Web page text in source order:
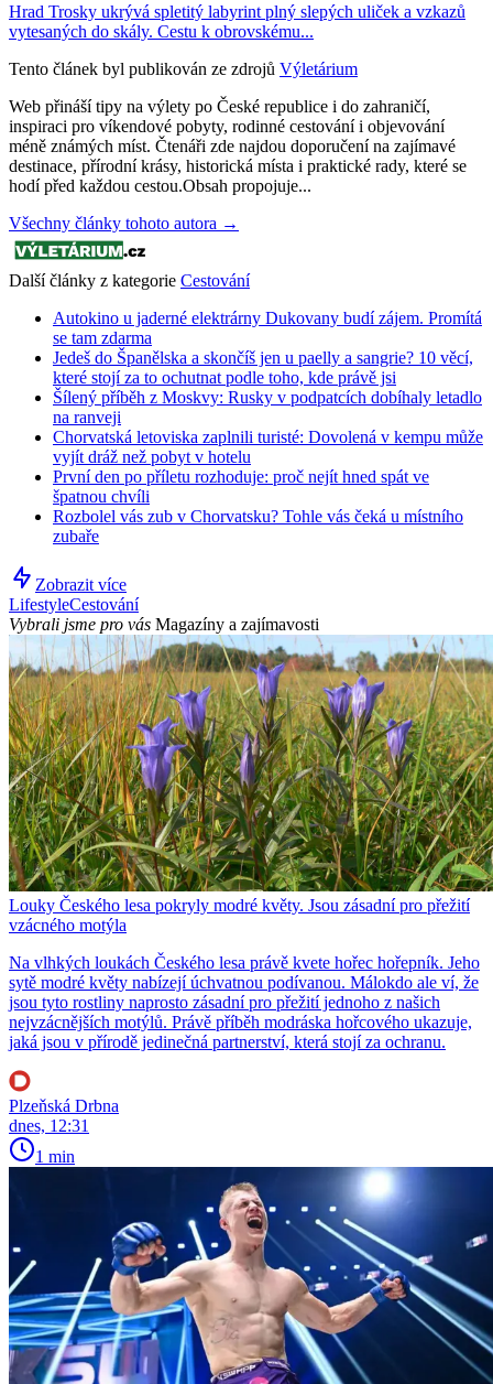
Hrad Trosky ukrývá spletitý labyrint plný slepých uliček a vzkazů
vytesaných do skály. Cestu k obrovskému...
Tento článek byl publikován ze zdrojů Výletárium
Web přináší tipy na výlety po České republice i do zahraničí,
inspiraci pro víkendové pobyty, rodinné cestování i objevování
méně známých míst. Čtenáři zde najdou doporučení na zajímavé
destinace, přírodní krásy, historická místa i praktické rady, které se
hodí před každou cestou.Obsah propojuje...
Všechny články tohoto autora →
Další články z kategorie Cestování
Autokino u jaderné elektrárny Dukovany budí zájem. Promítá
se tam zdarma
Jedeš do Španělska a skončíš jen u paelly a sangrie? 10 věcí,
které stojí za to ochutnat podle toho, kde právě jsi
Šílený příběh z Moskvy: Rusky v podpatcích dobíhaly letadlo
na ranveji
Chorvatská letoviska zaplnili turisté: Dovolená v kempu může
vyjít dráž než pobyt v hotelu
První den po příletu rozhoduje: proč nejít hned spát ve
špatnou chvíli
Rozbolel vás zub v Chorvatsku? Tohle vás čeká u místního
zubaře
Zobrazit více
LifestyleCestování
Vybrali jsme pro vás Magazíny a zajímavosti
Louky Českého lesa pokryly modré květy. Jsou zásadní pro přežití
vzácného motýla
Na vlhkých loukách Českého lesa právě kvete hořec hořepník. Jeho
sytě modré květy nabízejí úchvatnou podívanou. Málokdo ale ví, že
jsou tyto rostliny naprosto zásadní pro přežití jednoho z našich
nejvzácnějších motýlů. Právě příběh modráska hořcového ukazuje,
jaká jsou v přírodě jedinečná partnerství, která stojí za ochranu.
Plzeňská Drbna
dnes, 12:31
1 min